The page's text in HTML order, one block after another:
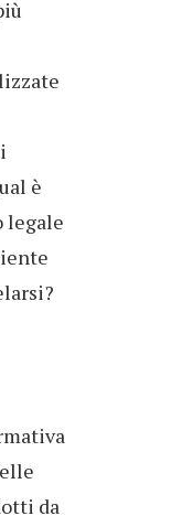
è
legale
da